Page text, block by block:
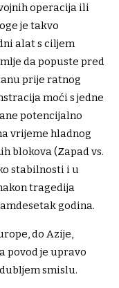
operacija ili
je takvo
alat s ciljem
da popuste pred
prije ratnog
moći s jedne
potencijalno
vrijeme hladnog
blokova (Zapad vs.
stabilnosti i u
tragedija
godina.
do Azije,
povod je upravo
smislu.